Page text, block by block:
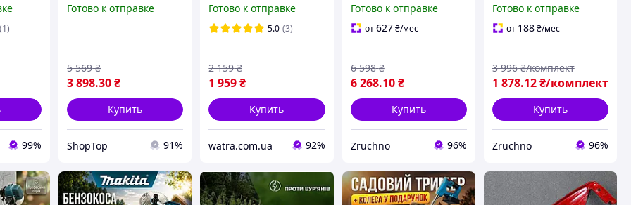
и
косы
(1)
99%
Двухтактный двигатель
Готово к отправке
3 898.30₴
5 569 ₴
Купить
ShopTop 91%
на бензине для
кошения травы
Готово к отправке
5.0 (3)
1 959₴
2 159 ₴
Купить
watra.com.ua 92%
мотокоса 6.5 л.с.
Садовая мотокоса для
Готово к отправке
от627 ₴/мес
6 268.10 ₴
6 598 ₴
Купить
Zruchno 96%
коса для травы из 2
АКБ 24v ручная
Готово к отправке
от 188₴/мес
1 878.12₴/комплект
3 996 ₴/комплект
Купить
Zruchno 96%